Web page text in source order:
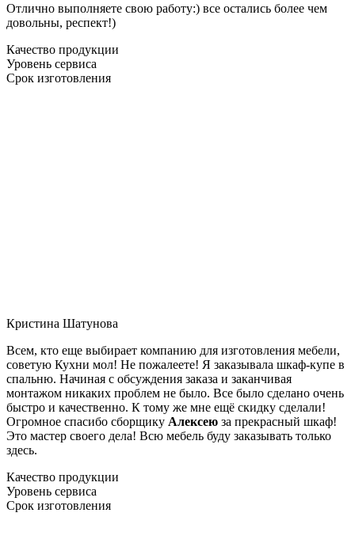
Отлично выполняете свою работу:) все остались более чем
довольны, респект!)
Качество продукции
Уровень сервиса
Срок изготовления
Кристина Шатунова
Всем, кто еще выбирает компанию для изготовления мебели,
советую Кухни мол! Не пожалеете! Я заказывала шкаф-купе в
спальню. Начиная с обсуждения заказа и заканчивая
монтажом никаких проблем не было. Все было сделано очень
быстро и качественно. К тому же мне ещё скидку сделали!
Огромное спасибо сборщику Алексею за прекрасный шкаф!
Это мастер своего дела! Всю мебель буду заказывать только
здесь.
Качество продукции
Уровень сервиса
Срок изготовления